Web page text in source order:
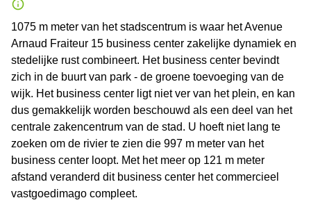
1075 m meter van het stadscentrum is waar het Avenue
Arnaud Fraiteur 15 business center zakelijke dynamiek en
stedelijke rust combineert. Het business center bevindt
zich in de buurt van park - de groene toevoeging van de
wijk. Het business center ligt niet ver van het plein, en kan
dus gemakkelijk worden beschouwd als een deel van het
centrale zakencentrum van de stad. U hoeft niet lang te
zoeken om de rivier te zien die 997 m meter van het
business center loopt. Met het meer op 121 m meter
afstand veranderd dit business center het commercieel
vastgoedimago compleet.